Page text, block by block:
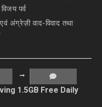
पर्व
अंग्रेज़ी वाद-विवाद तथा
1.5GB Free Daily